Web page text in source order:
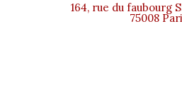
164, rue du faubourg
75008